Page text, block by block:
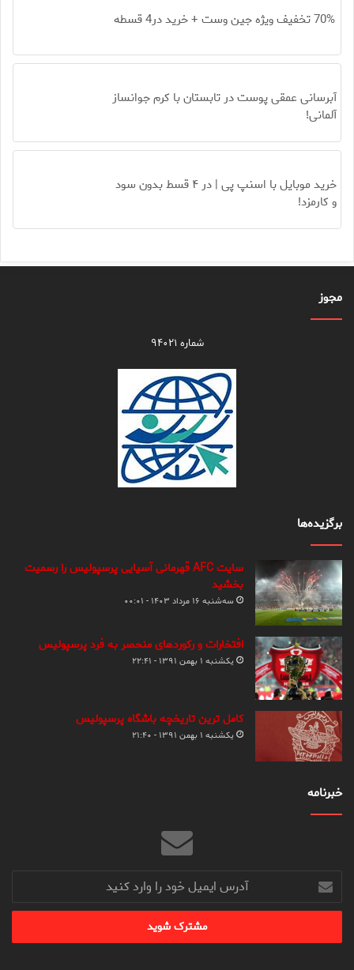
70% تخفیف ویژه جین وست + خرید در4 قسطه
آبرسانی عمقی پوست در تابستان با کرم جوانساز
آلمانی!
خرید موبایل با اسنپ پی | در ۴ قسط بدون سود
و کارمزد!
مجوز
شماره ۹۴۰۲۱
برگزیده‌ها
سایت AFC قهرمانی آسیایی پرسپولیس را رسمیت
بخشید
سه‌شنبه ۱۶ مرداد ۱۴۰۳ - ۰۰:۰۱
افتخارات و رکوردهای منحصر به فرد پرسپولیس
یکشنبه ۱ بهمن ۱۳۹۱ - ۲۲:۴۱
کامل ترین تاریخچه باشگاه پرسپولیس
یکشنبه ۱ بهمن ۱۳۹۱ - ۲۱:۴۰
خبرنامه
آدرس
ایمیل
خود
وارد